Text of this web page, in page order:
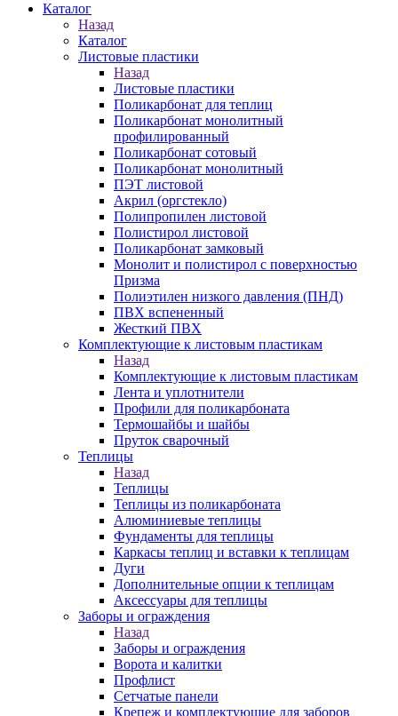
Каталог
Назад
Каталог
Листовые пластики
Назад
Листовые пластики
Поликарбонат для теплиц
Поликарбонат монолитный
профилированный
Поликарбонат сотовый
Поликарбонат монолитный
ПЭТ листовой
Акрил (оргстекло)
Полипропилен листовой
Полистирол листовой
Поликарбонат замковый
Монолит и полистирол с поверхностью
Призма
Полиэтилен низкого давления (ПНД)
ПВХ вспененный
Жесткий ПВХ
Комплектующие к листовым пластикам
Назад
Комплектующие к листовым пластикам
Лента и уплотнители
Профили для поликарбоната
Термошайбы и шайбы
Пруток сварочный
Теплицы
Назад
Теплицы
Теплицы из поликарбоната
Алюминиевые теплицы
Фундаменты для теплицы
Каркасы теплиц и вставки к теплицам
Дуги
Дополнительные опции к теплицам
Аксессуары для теплицы
Заборы и ограждения
Назад
Заборы и ограждения
Ворота и калитки
Профлист
Сетчатые панели
Крепеж и комплектующие для заборов